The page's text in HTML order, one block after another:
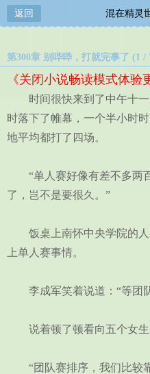
返回 混在精灵
第300章 别哔哔，打就完事了 (1 /
《关闭小说畅读模式体验
时间很快来到了中午十一
时落下了帷幕，一个半小时
地平均都打了四场。
“单人赛好像有差不多两
了，岂不是要很久。”
饭桌上南怀中央学院的人
上单人赛事情。
李成军笑着说道：“等团
说着顿了顿看向五个女生
“团队赛排序，我们比较靠